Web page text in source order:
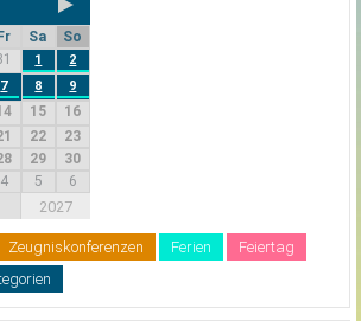
Fr Sa
So
1
2
7 8
9
15
16
22
23
29
30
4 5 6
2027
Zeugniskonferenzen Ferien
Feiertag